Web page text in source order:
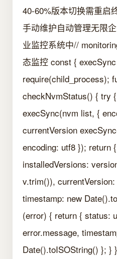
40-60%版本切换需重启
手动维护自动管理无限
业监控系统中//
态监控 const {
require(child_process);
checkNvmStatus() { try
execSync(nvm list, {
currentVersion
encoding: utf8 }); return
installedVersions:
v.trim()),
timestamp: new
(error) { return { status:
error.message,
Date().toISOString() }; }